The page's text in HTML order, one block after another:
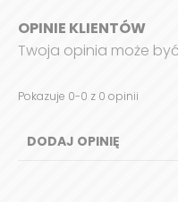
OPINIE KLIENTÓW
Twoja opinia może
Pokazuje 0-0 z 0 opinii
DODAJ OPINIĘ